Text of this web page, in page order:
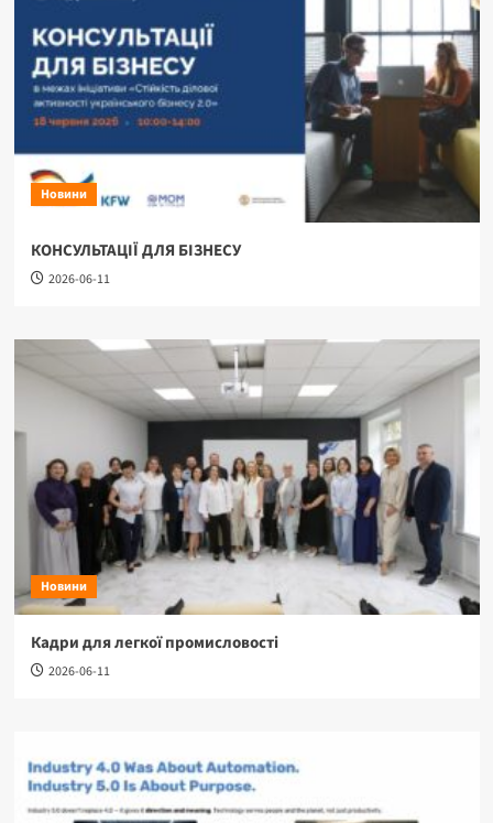
Новини
КОНСУЛЬТАЦІЇ ДЛЯ БІЗНЕСУ
2026-06-11
Новини
Кадри для легкої промисловості
2026-06-11